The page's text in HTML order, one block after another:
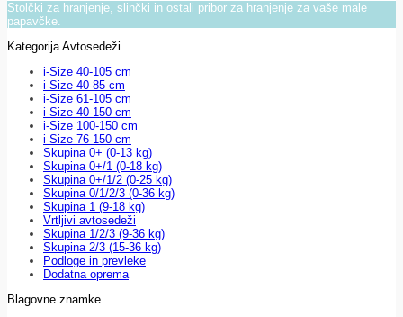
Stolčki za hranjenje, slinčki in ostali pribor za hranjenje za vaše male
papavčke.
Kategorija Avtosedeži
i-Size 40-105 cm
i-Size 40-85 cm
i-Size 61-105 cm
i-Size 40-150 cm
i-Size 100-150 cm
i-Size 76-150 cm
Skupina 0+ (0-13 kg)
Skupina 0+/1 (0-18 kg)
Skupina 0+/1/2 (0-25 kg)
Skupina 0/1/2/3 (0-36 kg)
Skupina 1 (9-18 kg)
Vrtljivi avtosedeži
Skupina 1/2/3 (9-36 kg)
Skupina 2/3 (15-36 kg)
Podloge in prevleke
Dodatna oprema
Blagovne znamke